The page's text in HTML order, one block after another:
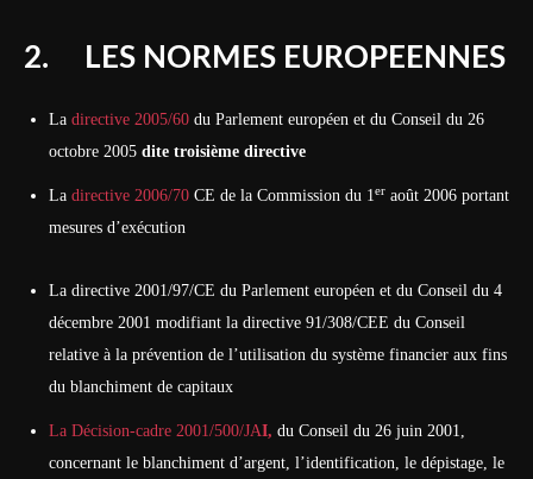
2. LES NORMES EUROPEENNES
La directive 2005/60 du Parlement européen et du Conseil du 26
octobre 2005 dite troisième directive
La directive 2006/70 CE de la Commission du 1er août 2006 portant
mesures d’exécution
La directive 2001/97/CE du Parlement européen et du Conseil du 4
décembre 2001 modifiant la directive 91/308/CEE du Conseil
relative à la prévention de l’utilisation du système financier aux fins
du blanchiment de capitaux
La Décision-cadre 2001/500/JAI, du Conseil du 26 juin 2001,
concernant le blanchiment d’argent, l’identification, le dépistage, le